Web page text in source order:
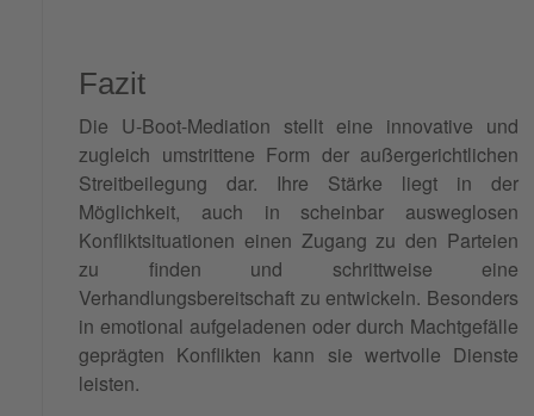
Fazit
Die U-Boot-Mediation stellt eine innovative und
zugleich umstrittene Form der außergerichtlichen
Streitbeilegung dar. Ihre Stärke liegt in der
Möglichkeit, auch in scheinbar ausweglosen
Konfliktsituationen einen Zugang zu den Parteien
zu finden und schrittweise eine
Verhandlungsbereitschaft zu entwickeln. Besonders
in emotional aufgeladenen oder durch Machtgefälle
geprägten Konflikten kann sie wertvolle Dienste
leisten.